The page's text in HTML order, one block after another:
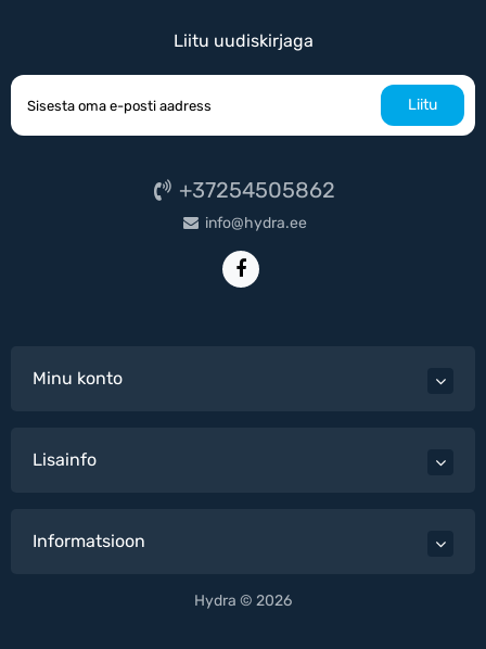
Liitu uudiskirjaga
Liitu
+37254505862
info@hydra.ee
Minu konto
Lisainfo
Informatsioon
Hydra © 2026